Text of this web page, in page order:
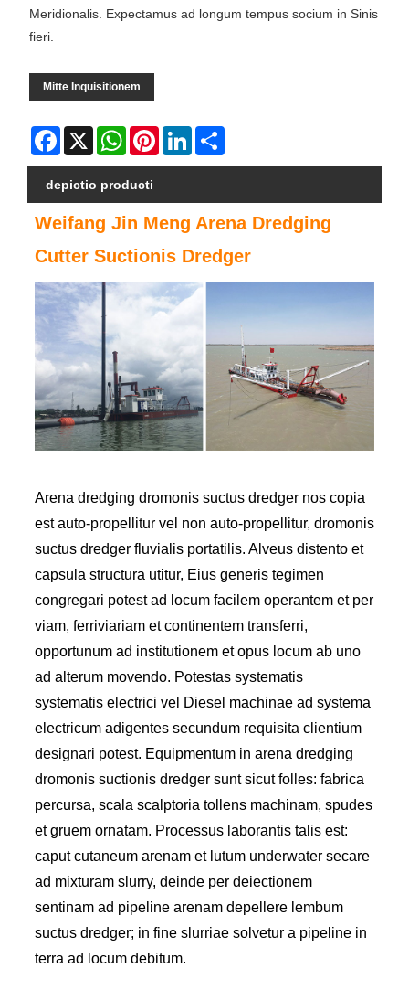
Meridionalis. Expectamus ad longum tempus socium in Sinis
fieri.
Mitte Inquisitionem
Facebook
X WhatsAppPinterestLinkedIn
depictio producti
Weifang Jin Meng Arena Dredging
Cutter Suctionis Dredger
Arena dredging dromonis suctus dredger nos copia
est auto-propellitur vel non auto-propellitur, dromonis
suctus dredger fluvialis portatilis. Alveus distento et
capsula structura utitur, Eius generis tegimen
congregari potest ad locum facilem operantem et per
viam, ferriviariam et continentem transferri,
opportunum ad institutionem et opus locum ab uno
ad alterum movendo. Potestas systematis
systematis electrici vel Diesel machinae ad systema
electricum adigentes secundum requisita clientium
designari potest. Equipmentum in arena dredging
dromonis suctionis dredger sunt sicut folles: fabrica
percursa, scala scalptoria tollens machinam, spudes
et gruem ornatam. Processus laborantis talis est:
caput cutaneum arenam et lutum underwater secare
ad mixturam slurry, deinde per deiectionem
sentinam ad pipeline arenam depellere lembum
suctus dredger; in fine slurriae solvetur a pipeline in
terra ad locum debitum.